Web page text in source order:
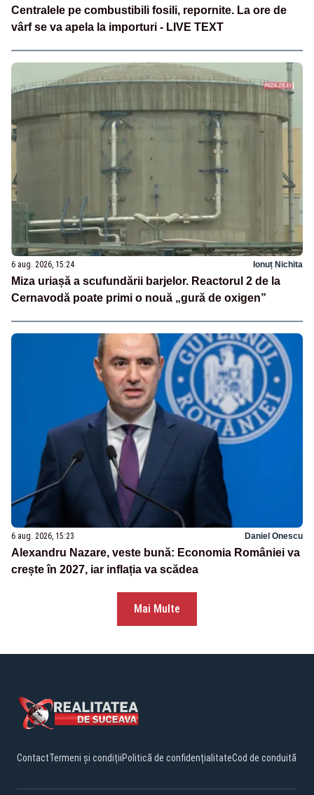
Centralele pe combustibili fosili, repornite. La ore de
vârf se va apela la importuri - LIVE TEXT
6 aug. 2026, 15:24 Ionuț Nichita
Miza uriașă a scufundării barjelor. Reactorul 2 de la
Cernavodă poate primi o nouă „gură de oxigen”
6 aug. 2026, 15:23 Daniel Onescu
Alexandru Nazare, veste bună: Economia României va
crește în 2027, iar inflația va scădea
Mai Multe
ContactTermeni și condițiiPolitică de confidențialitateCod de conduită